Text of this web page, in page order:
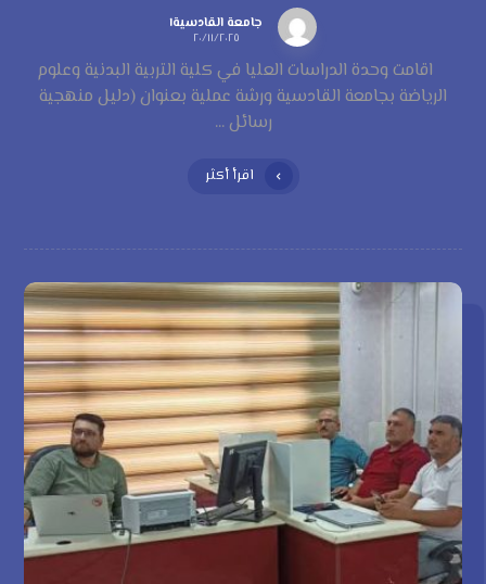
جامعة القادسية١
٢٠/١١/٢٠٢٥
اقامت وحدة الدراسات العليا في كلية التربية البدنية وعلوم
الرياضة بجامعة القادسية ورشة عملية بعنوان (دليل منهجية
رسائل ...
اقرأ أكثر